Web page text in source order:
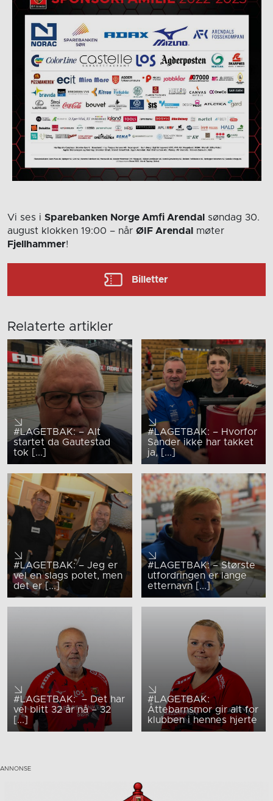
Vi ses i Sparebanken Norge Amfi Arendal
søndag 30.
august klokken 19:00 – når ØIF Arendal
møter
Fjellhammer!
Billetter
Relaterte artikler
#LAGETBAK: – Alt
startet da Gautestad
tok [...]
#LAGETBAK: – Hvorfor
Sander ikke har takket
ja, [...]
#LAGETBAK: – Jeg er
vel en slags potet, men
det er [...]
#LAGETBAK: – Største
utfordringen er lange
etternavn [...]
#LAGETBAK: – Det har
vel blitt 32 år nå – 32
[...]
#LAGETBAK:
Åttebarnsmor gir alt for
klubben i hennes hjerte